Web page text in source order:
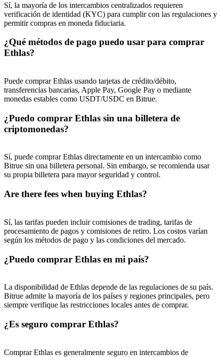
Exclusive for BitMart Users
Register & Trade to Win 500,000 USDT
Precious Metals Trading Carnival
Trade Gold & Silver · 33,333 USDT Bonus
USDT Flexible Staking | Daily Rewards
BTC Flexible Staking | Daily Rewards
Más eventos
Sí, la mayoría de los intercambios centralizados requieren
verificación de identidad (KYC) para cumplir con las regulaciones y
permitir compras en moneda fiduciaria.
¿Qué métodos de pago puedo usar para comprar
Ethlas?
Puede comprar Ethlas usando tarjetas de crédito/débito,
transferencias bancarias, Apple Pay, Google Pay o mediante
monedas estables como USDT/USDC en Bitrue.
¿Puedo comprar Ethlas sin una billetera de
criptomonedas?
Sí, puede comprar Ethlas directamente en un intercambio como
Bitrue sin una billetera personal. Sin embargo, se recomienda usar
su propia billetera para mayor seguridad y control.
Are there fees when buying Ethlas?
Sí, las tarifas pueden incluir comisiones de trading, tarifas de
procesamiento de pagos y comisiones de retiro. Los costos varían
según los métodos de pago y las condiciones del mercado.
¿Puedo comprar Ethlas en mi país?
La disponibilidad de Ethlas depende de las regulaciones de su país.
Bitrue admite la mayoría de los países y regiones principales, pero
siempre verifique las restricciones locales antes de comprar.
¿Es seguro comprar Ethlas?
Comprar Ethlas es generalmente seguro en intercambios de